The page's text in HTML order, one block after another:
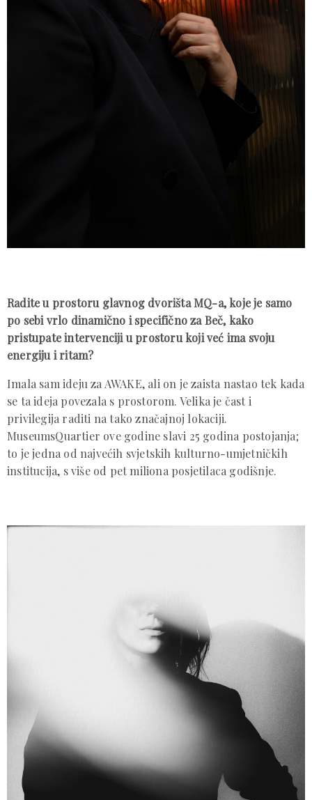
Radite u prostoru glavnog dvorišta MQ-a, koje je samo
po sebi vrlo dinamično i specifično za Beč, kako
pristupate intervenciji u prostoru koji već ima svoju
energiju i ritam?
Imala sam ideju za AWAKE, ali on je zaista nastao tek kada
se ta ideja povezala s prostorom. Velika je čast i
privilegija raditi na tako značajnoj lokaciji.
MuseumsQuartier ove godine slavi 25 godina postojanja;
to je jedna od najvećih svjetskih kulturno-umjetničkih
institucija, s više od pet miliona posjetilaca godišnje.